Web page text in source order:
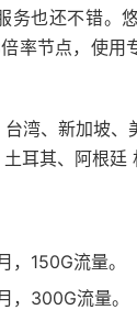
务也还不错。
率节点，使用
湾、新加坡、
耳其、阿根廷
150G流量。
，300G流量。